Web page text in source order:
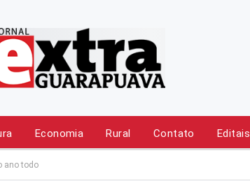
Economia Rural Contato Editais
ano todo